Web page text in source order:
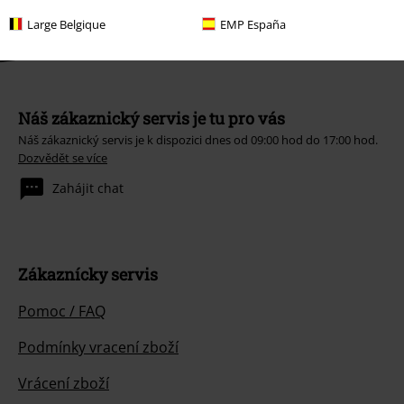
Large Belgique EMP España
Náš zákaznický servis je tu pro vás
Náš zákaznický servis je k dispozici dnes od 09:00 hod do 17:00 hod.
Dozvědět se více
Zahájit chat
Zákaznícky servis
Pomoc / FAQ
Podmínky vracení zboží
Vrácení zboží